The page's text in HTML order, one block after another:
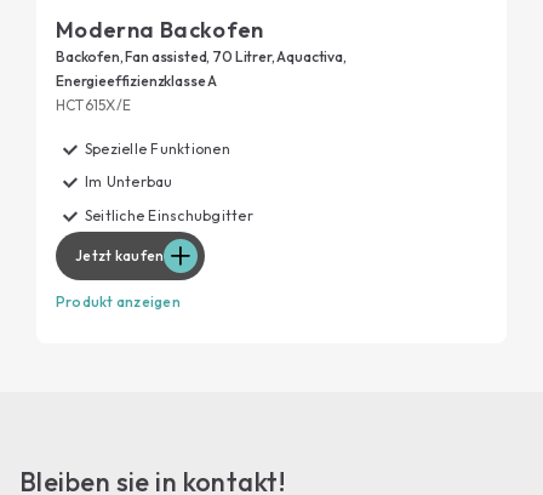
Moderna Backofen
Backofen, Fan assisted, 70 Litrer, Aquactiva,
Energieeffizienzklasse A
HCT615X/E
Spezielle Funktionen
Im Unterbau
Seitliche Einschubgitter
Jetzt kaufen
Produkt anzeigen
Bleiben sie in kontakt!